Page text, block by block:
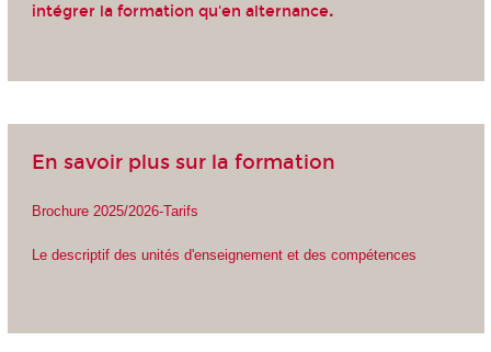
intégrer la formation qu'en alternance.
En savoir plus sur la formation
Brochure 2025/2026-Tarifs
Le descriptif des unités d'enseignement et des compétences